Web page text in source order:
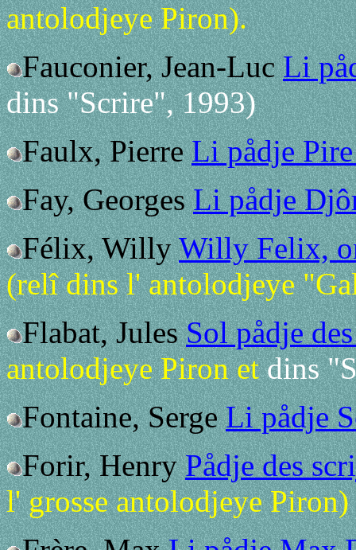
antolodjeye Piron).
Fauconier, Jean-LucLi
dins "Scrire", 1993)
Faulx, PierreLi pådje
Fay, GeorgesLi pådje
Félix, WillyWilly Felix,
(relî dins l' antolodjeye
Flabat, JulesSol pådje
antolodjeye Piron etdins
Fontaine, SergeLi pådje
Forir, HenryPådje des
l' grosse antolodjeye Piron)